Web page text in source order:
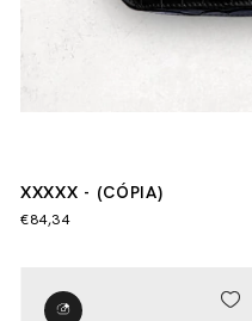
XXXXX - (CÓPIA)
€84,34